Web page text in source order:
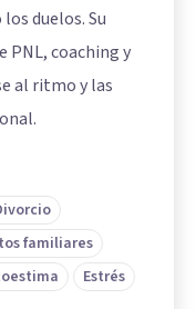
duelos. Su
PNL, coaching y
al ritmo y las
familiares
Estrés